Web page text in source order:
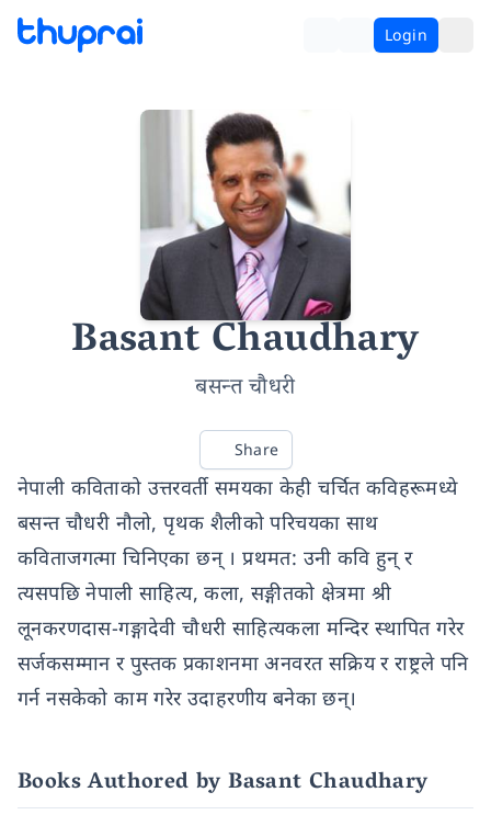
Login
Basant Chaudhary
बसन्त चौधरी
Share
नेपाली कविताको उत्तरवर्ती समयका केही चर्चित कविहरूमध्ये
बसन्त चौधरी नौलो, पृथक शैलीको परिचयका साथ
कविताजगत्मा चिनिएका छन् । प्रथमत: उनी कवि हुन् र
त्यसपछि नेपाली साहित्य, कला, सङ्गीतको क्षेत्रमा श्री
लूनकरणदास-गङ्गादेवी चौधरी साहित्यकला मन्दिर स्थापित गरेर
सर्जकसम्मान र पुस्तक प्रकाशनमा अनवरत सक्रिय र राष्ट्रले पनि
गर्न नसकेको काम गरेर उदाहरणीय बनेका छन्।
Books Authored by Basant Chaudhary